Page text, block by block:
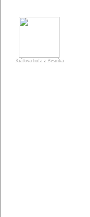
Kráľova hoľa z Besníka